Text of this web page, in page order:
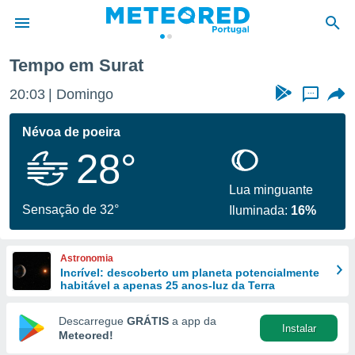
da
foi
fornecidas
a este
das
e
forma
digital
Tempo em Surat
20:03 Domingo ...
Névoa de poeira
28°
Sensação de 32°
Lua minguante
Iluminada: 16%
Astronomia
Incrível: descoberto um planeta potencialmente
habitável a apenas 25 anos-luz da Terra
Descarregue GRÁTIS a app da
Meteored!
Instalar